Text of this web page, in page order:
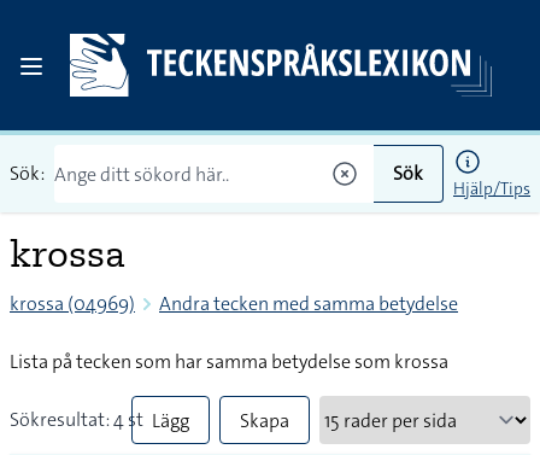
Sök: Sök
Hjälp/Tips
krossa
krossa (04969) Andra tecken med samma betydelse
Lista på tecken som har samma betydelse som krossa
Sökresultat: 4 st Lägg
Skapa